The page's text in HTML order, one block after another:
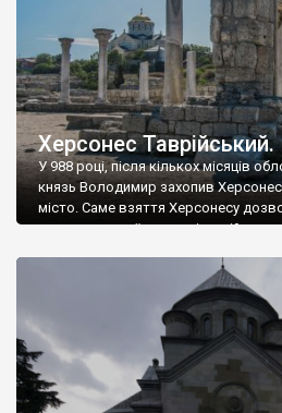
Херсонес
У 988 році, після кількох місяців
князь Володимир захопив Херсонес,
місто. Саме взяття Херсонесу
диктувати свої умови
Херсонесі Володимир-язичник,
А потім було Хрещення Русі. На